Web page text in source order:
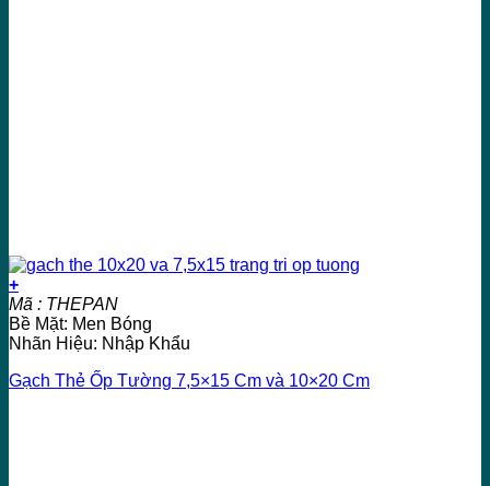
+
Mã : THEPAN
Bề Mặt: Men Bóng
Nhãn Hiệu: Nhập Khẩu
Gạch Thẻ Ốp Tường 7,5×15 Cm và 10×20 Cm